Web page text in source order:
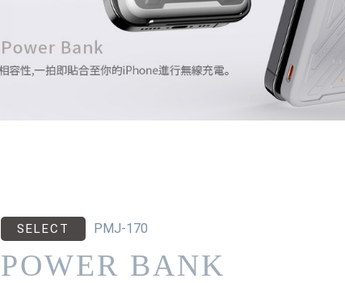
SELECT PMJ-170
POWER BANK